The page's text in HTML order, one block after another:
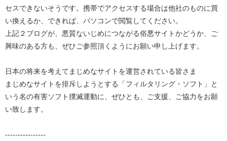
セスできないそうです。携帯でアクセスする場合は他社のものに買
い換えるか、できれば、パソコンで閲覧してください。
上記２ブログが、悪質ないじめにつながる俗悪サイトかどうか、ご
興味のある方も、ぜひご参照頂くようにお願い申し上げます。
日本の将来を考えてまじめなサイトを運営されている皆さま
まじめなサイトを排斥しようとする「フィルタリング・ソフト」と
いう名の有害ソフト撲滅運動に、ぜひとも、ご支援、ご協力をお願
い致します。
----------------